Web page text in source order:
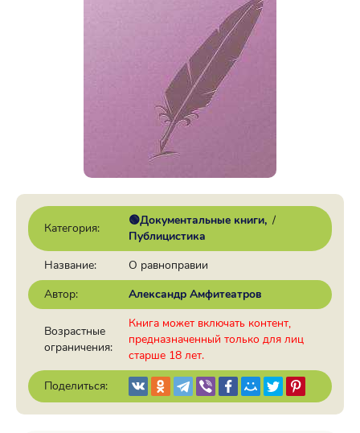
Категория:
🟢Документальные книги /
Публицистика
Название:
О равноправии
Автор:
Александр Амфитеатров
Возрастные
ограничения:
Книга может включать контент,
предназначенный только для лиц
старше 18 лет.
Поделиться: